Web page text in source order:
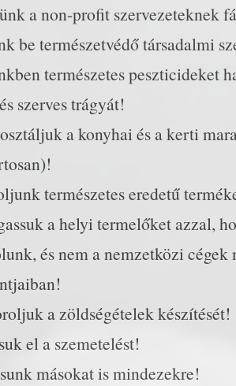
a non-profit szervezeteknek
be természetvédő társadalmi
természetes peszticideket
szerves trágyát!
a konyhai és a kerti
természetes eredetű
a helyi termelőket azzal,
és nem a nemzetközi cégek
a zöldségételek készítését!
el a szemetelést!
másokat is mindezekre!